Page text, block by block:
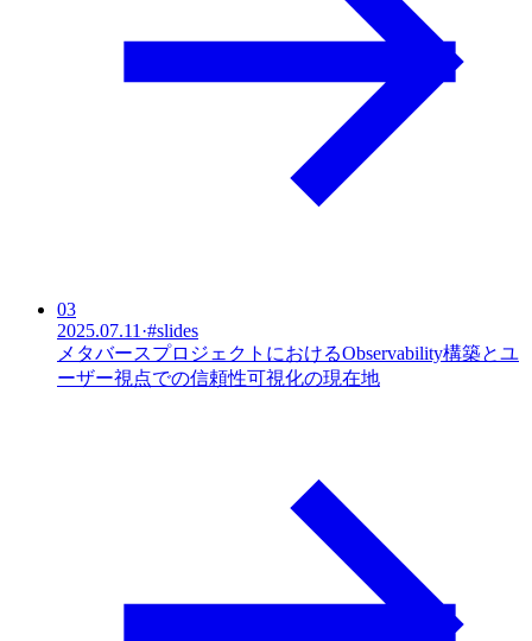
03
2025.07.11·#slides
メタバースプロジェクトにおけるObservability構築とユ
ーザー視点での信頼性可視化の現在地